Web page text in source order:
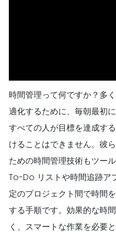
時間管理って何ですか？多
適化するために、毎朝最初
すべての人が目標を達成す
けることはできません。彼
ための時間管理技術もツー
To-Do リストや時間追跡ア
定のプロジェクト間で時間
する手順です。効果的な時
く、スマートな作業を必要